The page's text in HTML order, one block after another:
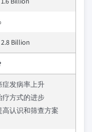
2.8 Billion
症发病率上升
疗方式的进步
高认识和筛查方案